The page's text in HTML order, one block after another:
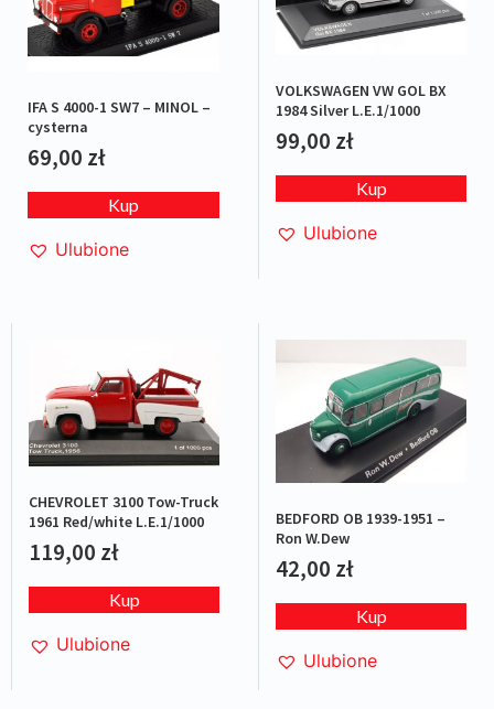
IFA S 4000-1 SW7 – MINOL –
cysterna
69,00 zł
Kup
Ulubione
VOLKSWAGEN VW GOL BX
1984 Silver L.E.1/1000
99,00 zł
Kup
Ulubione
CHEVROLET 3100 Tow-Truck
1961 Red/white L.E.1/1000
119,00 zł
Kup
Ulubione
BEDFORD OB 1939-1951 –
Ron W.Dew
42,00 zł
Kup
Ulubione